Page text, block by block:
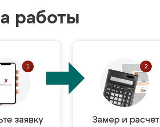
работы
заявку Замер и расчет